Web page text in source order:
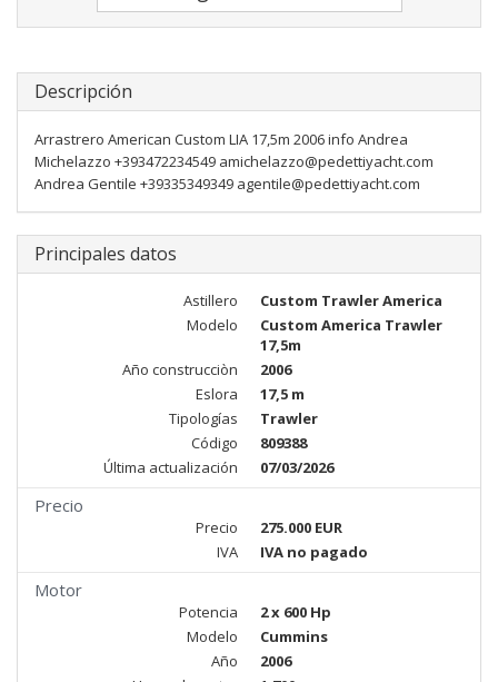
Descripción
Arrastrero American Custom LIA 17,5m 2006 info Andrea
Michelazzo +393472234549 amichelazzo@pedettiyacht.com
Andrea Gentile +39335349349 agentile@pedettiyacht.com
Principales datos
Astillero
Custom Trawler America
Modelo
Custom America Trawler
17,5m
Año construcciòn
2006
Eslora
17,5 m
Tipologías
Trawler
Código
809388
Última actualización
07/03/2026
Precio
Precio
275.000 EUR
IVA
IVA no pagado
Motor
Potencia
2 x 600 Hp
Modelo
Cummins
Año
2006